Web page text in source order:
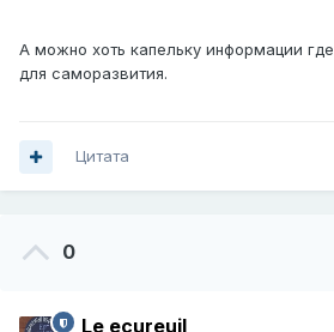
А можно хоть капельку информации
для саморазвития.
Цитата
0
Le ecureuil